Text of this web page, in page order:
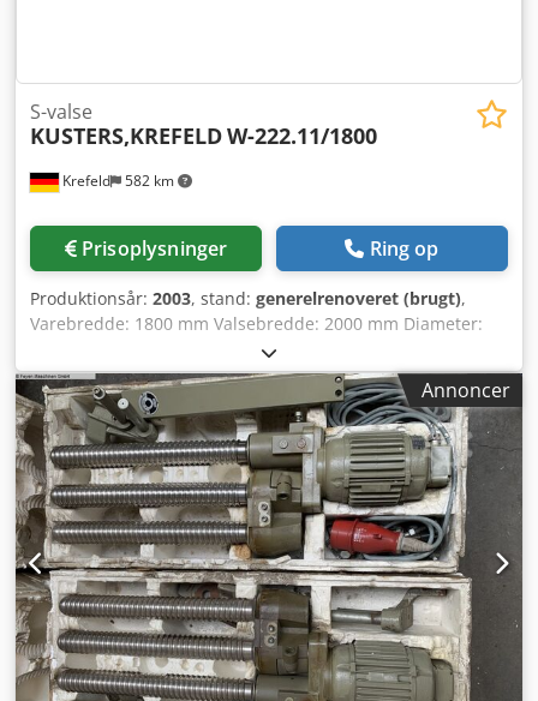
Krefeld 582 km
S-valse
KUSTERS,KREFELDW-222.11/1800
Prisoplysninger Ring op
Produktionsår: 2003, stand: generelrenoveret (brugt),
Varebredde: 1800 mm Valsebredde: 2000 mm Diameter:
220 mm Gummibelægning: Blødgummi Gummikvalitet:
R89, gul Gummihårdhed: 75° Shore Type: 222.11/1800 1
valsepar ("styk") til farvefoulard 222.11/1800WB S-valser
komplet renoveret og nygummieret i 2024, med
funktionsgaranti Crsdpfxswz Rr Hj Adqof Enhedspris: €
8.500,-
Annoncer